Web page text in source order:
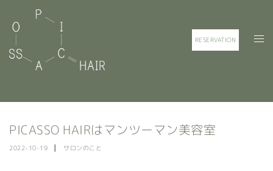
RESERVATION
PICASSO HAIRはマンツーマン美容室
2022-10-19 サロンのこと